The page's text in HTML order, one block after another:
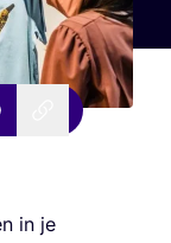
in je